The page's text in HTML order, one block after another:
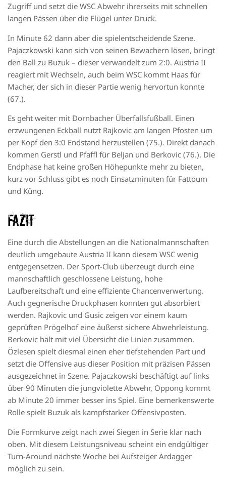
Zugriff und setzt die WSC Abwehr ihrerseits mit schnellen
langen Pässen über die Flügel unter Druck.
In Minute 62 dann aber die spielentscheidende Szene.
Pajaczkowski kann sich von seinen Bewachern lösen, bringt
den Ball zu Buzuk – dieser verwandelt zum 2:0. Austria II
reagiert mit Wechseln, auch beim WSC kommt Haas für
Macher, der sich in dieser Partie wenig hervortun konnte
(67.).
Es geht weiter mit Dornbacher Überfallsfußball. Einen
erzwungenen Eckball nutzt Rajkovic am langen Pfosten um
per Kopf den 3:0 Endstand herzustellen (75.). Direkt danach
kommen Gerstl und Pfaffl für Beljan und Berkovic (76.). Die
Endphase hat keine großen Höhepunkte mehr zu bieten,
kurz vor Schluss gibt es noch Einsatzminuten für Fattoum
und Küng.
Fazit
Eine durch die Abstellungen an die Nationalmannschaften
deutlich umgebaute Austria II kann diesem WSC wenig
entgegensetzen. Der Sport-Club überzeugt durch eine
mannschaftlich geschlossene Leistung, hohe
Laufbereitschaft und eine effiziente Chancenverwertung.
Auch gegnerische Druckphasen konnten gut absorbiert
werden. Rajkovic und Gusic zeigen vor einem kaum
geprüften Prögelhof eine äußerst sichere Abwehrleistung.
Berkovic hält mit viel Übersicht die Linien zusammen.
Özlesen spielt diesmal einen eher tiefstehenden Part und
setzt die Offensive aus dieser Position mit präzisen Pässen
ausgezeichnet in Szene. Pajaczkowski beschäftigt auf links
über 90 Minuten die jungviolette Abwehr, Oppong kommt
ab Minute 20 immer besser ins Spiel. Eine bemerkenswerte
Rolle spielt Buzuk als kampfstarker Offensivposten.
Die Formkurve zeigt nach zwei Siegen in Serie klar nach
oben. Mit diesem Leistungsniveau scheint ein endgültiger
Turn-Around nächste Woche bei Aufsteiger Ardagger
möglich zu sein.